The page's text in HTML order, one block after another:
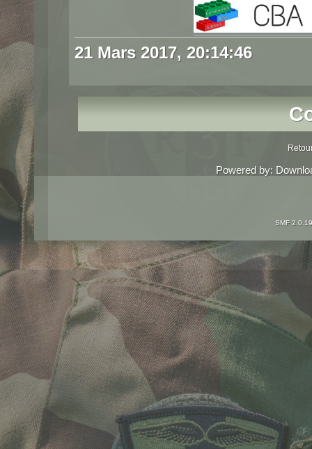
21 Mars 2017, 20:14:46
Powered by:
SMF 2.0.19